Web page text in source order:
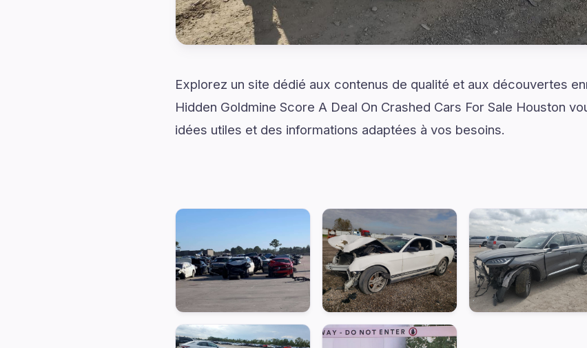
Explorez un site dédié aux contenus de qualité et aux découvertes
Hidden Goldmine Score A Deal On Crashed Cars For Sale Houston
idées utiles et des informations adaptées à vos besoins.